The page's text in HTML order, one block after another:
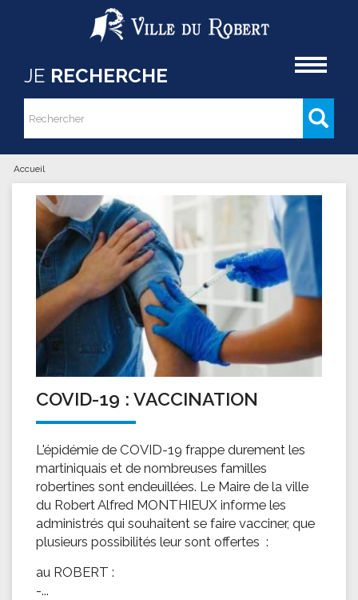
Aller au contenu principal
JE RECHERCHE
Formulaire de recherche
Rechercher
Vous êtes ici
Accueil
COVID-19 : VACCINATION
L'épidémie de COVID-19 frappe durement les
martiniquais et de nombreuses familles
robertines sont endeuillées. Le Maire de la ville
du Robert Alfred MONTHIEUX informe les
administrés qui souhaitent se faire vacciner, que
plusieurs possibilités leur sont offertes :
au ROBERT :
-...